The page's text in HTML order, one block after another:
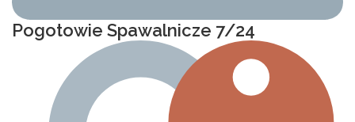
Pogotowie Spawalnicze 7/24